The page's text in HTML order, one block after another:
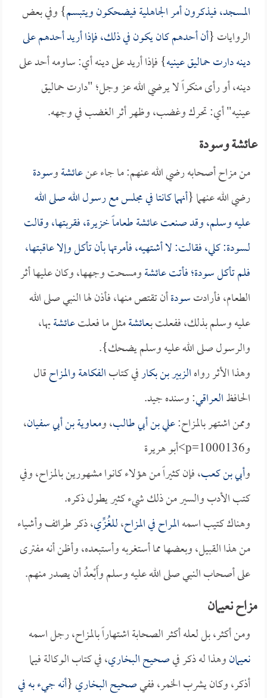
المسجد، فيذكرون أمر الجاهلية فيضحكون ويتبسم} وفي بعض
الروايات {أن أحدهم كان يكون في ذلك، فإذا أريد أحدهم على
دينه دارت حماليق عينيه} فإذا أريد على دينه أي: ساومه أحد على
دينه، أو رأى منكراً لا يرضي الله عز وجل؛ "دارت حماليق
عينيه" أي: تحرك وغضب، وظهر أثر الغضب في وجهه.
عائشة وسودة
من مزاح أصحابه رضي الله عنهم: ما جاء عنعائشةوسودة
رضي الله عنهما {أنهما كانتا في مجلس مع رسول الله صلى الله
عليه وسلم، وقد صنعتعائشةطعاماً خزيرة، فقربتها، وقالت
لـسودة: كلي، فقالت: لا أشتهيه، فأمرتها بأن تأكل وإلا عاقبتها،
فلم تأكلسودة؛ فأتتعائشةومسحت وجهها، وكان عليها أثر
الطعام، فأرادتسودةأن تقتص منها، فأذن لها النبي صلى الله
عليه وسلم بذلك، ففعلت بـعائشةمثل ما فعلتعائشةبها،
والرسول صلى الله عليه وسلم يضحك}.
وهذا الأثر رواهالزبير بن بكارفي كتابالفكاهة والمزاحقال
الحافظالعراقي: وسنده جيد.
وممن اشتهر بالمزاح:علي بن أبي طالب، ومعاوية بن أبي سفيان،
وp=1000136>أبو هريرة
وأبي بن كعب، فإن كثيراً من هؤلاء كانوا مشهورين بالمزاح، وفي
كتب الأدب والسير من ذلك شيء كثير يطول ذكره.
وهناك كتيب اسمهالمراح في المزاح،للغُزِّي، ذكر طرائف وأشياء
من هذا القبيل، وبعضها مما أستغربه وأستبعده، وأظن أنه مفترى
على أصحاب النبي صلى الله عليه وسلم وأَبْعدُ أن يصدر منهم.
مزاح نعيمان
ومن أكثر، بل لعله أكثر الصحابة اشتهاراً بالمزاح، رجل اسمه
نعيمانوهذا له ذكر فيصحيح البخاري، في كتاب الوكالة فيما
أذكر، وكان يشرب الخمر، ففيصحيح البخاري{أنه جيء به في